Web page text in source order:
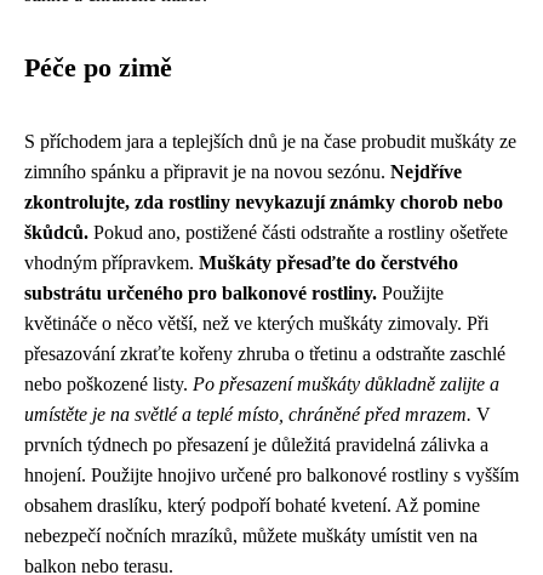
Péče po zimě
S příchodem jara a teplejších dnů je na čase probudit muškáty ze
zimního spánku a připravit je na novou sezónu. Nejdříve
zkontrolujte, zda rostliny nevykazují známky chorob nebo
škůdců. Pokud ano, postižené části odstraňte a rostliny ošetřete
vhodným přípravkem. Muškáty přesaďte do čerstvého
substrátu určeného pro balkonové rostliny. Použijte
květináče o něco větší, než ve kterých muškáty zimovaly. Při
přesazování zkraťte kořeny zhruba o třetinu a odstraňte zaschlé
nebo poškozené listy. Po přesazení muškáty důkladně zalijte a
umístěte je na světlé a teplé místo, chráněné před mrazem. V
prvních týdnech po přesazení je důležitá pravidelná zálivka a
hnojení. Použijte hnojivo určené pro balkonové rostliny s vyšším
obsahem draslíku, který podpoří bohaté kvetení. Až pomine
nebezpečí nočních mrazíků, můžete muškáty umístit ven na
balkon nebo terasu.